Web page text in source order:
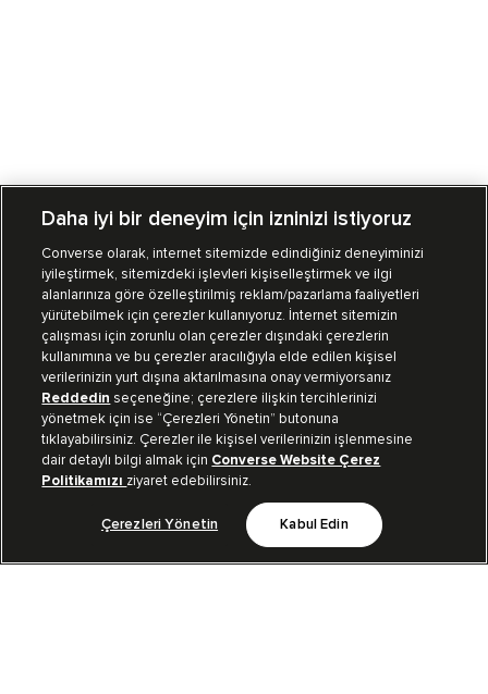
Mağazalarımız Sipariş Takibi
Müşteri İlişkileri
Koleksiyon
Kurumsal
Bizi Takip Et
Daha iyi bir deneyim için izninizi istiyoruz
Converse olarak, internet sitemizde edindiğiniz deneyiminizi
iyileştirmek, sitemizdeki işlevleri kişiselleştirmek ve ilgi
alanlarınıza göre özelleştirilmiş reklam/pazarlama faaliyetleri
yürütebilmek için çerezler kullanıyoruz. İnternet sitemizin
çalışması için zorunlu olan çerezler dışındaki çerezlerin
kullanımına ve bu çerezler aracılığıyla elde edilen kişisel
verilerinizin yurt dışına aktarılmasına onay vermiyorsanız
Reddedin seçeneğine; çerezlere ilişkin tercihlerinizi
yönetmek için ise “Çerezleri Yönetin” butonuna
tıklayabilirsiniz. Çerezler ile kişisel verilerinizin işlenmesine
dair detaylı bilgi almak için Converse Website Çerez
Politikamızı ziyaret edebilirsiniz.
Çerezleri Yönetin Kabul Edin